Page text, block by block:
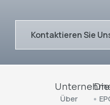
Kontaktieren Sie
Über